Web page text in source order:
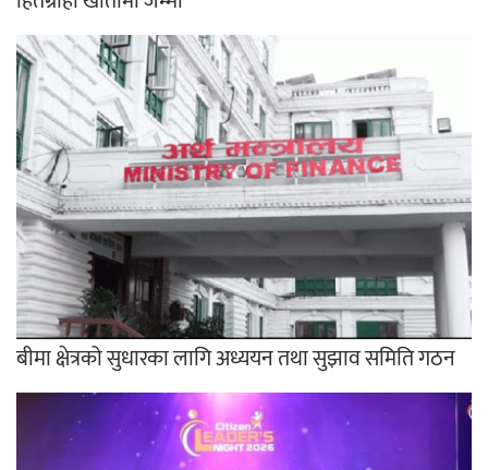
बीमा क्षेत्रको सुधारका लागि अध्ययन तथा सुझाव समिति गठन